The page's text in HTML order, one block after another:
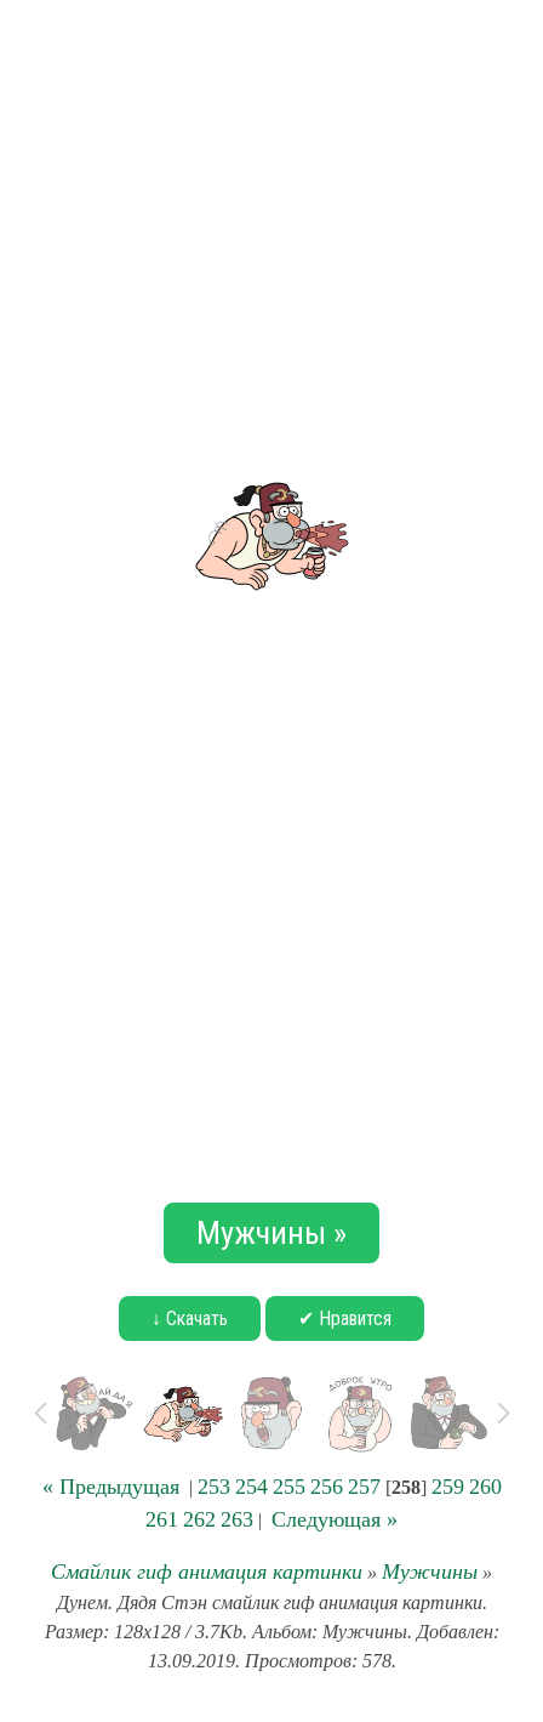
Мужчины »
↓ Скачать ✔ Нравится
« Предыдущая| 253 254 255 256 257[258] 259 260
261 262 263 | Следующая »
Смайлик гиф анимация картинки » Мужчины »
Дунем. Дядя Стэн смайлик гиф анимация картинки.
Размер: 128x128 / 3.7Kb. Альбом: Мужчины. Добавлен:
13.09.2019. Просмотров: 578.